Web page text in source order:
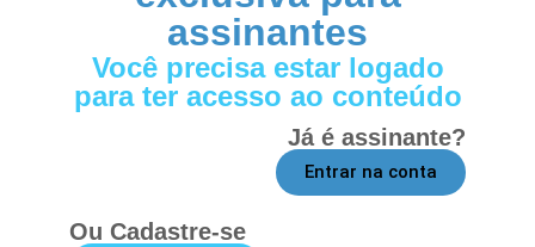
assinantes
Você precisa estar logado
para ter acesso ao conteúdo
Já é assinante?
Entrar na conta
Ou Cadastre-se